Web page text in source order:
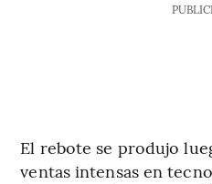
El rebote se produjo
ventas intensas en